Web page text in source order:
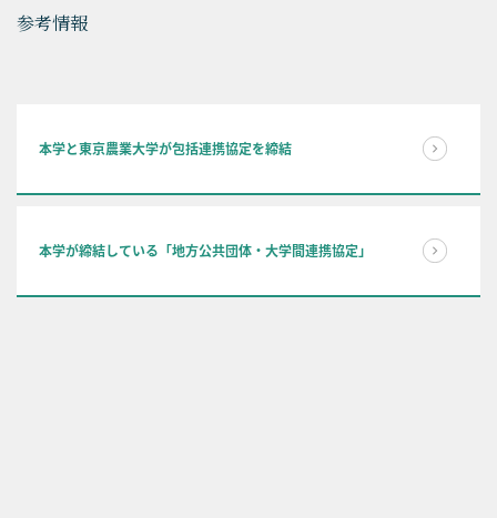
参考情報
本学と東京農業大学が包括連携協定を締結
本学が締結している「地方公共団体・大学間連携協定」